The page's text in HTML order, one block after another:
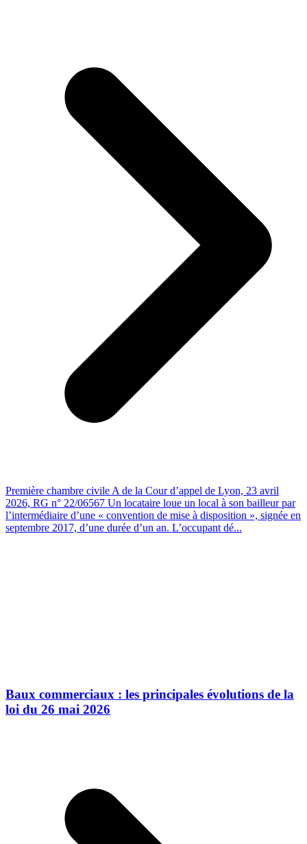
Première chambre civile A de la Cour d’appel de Lyon, 23 avril
2026, RG n° 22/06567 Un locataire loue un local à son bailleur par
l’intermédiaire d’une « convention de mise à disposition », signée en
septembre 2017, d’une durée d’un an. L’occupant dé...
Baux commerciaux : les principales évolutions de la
loi du 26 mai 2026